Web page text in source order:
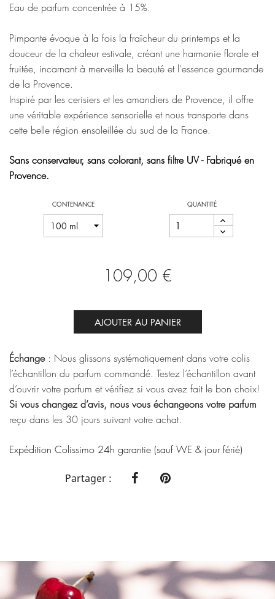
Eau de parfum concentrée à 15%.
Pimpante évoque à la fois la fraîcheur du printemps et la
douceur de la chaleur estivale, créant une harmonie florale et
fruitée, incarnant à merveille la beauté et l'essence gourmande
de la Provence.
Inspiré par les cerisiers et les amandiers de Provence, il offre
une véritable expérience sensorielle et nous transporte dans
cette belle région ensoleillée du sud de la France.
Sans conservateur, sans colorant, sans filtre UV - Fabriqué en
Provence.
CONTENANCE QUANTITÉ
109,00 €
AJOUTER AU PANIER
Échange: Nous glissons systématiquement dans votre colis
l’échantillon du parfum commandé. Testez l’échantillon avant
d’ouvrir votre parfum et vérifiez si vous avez fait le bon choix!
Si vous changez d’avis, nous vous échangeons votre parfum
reçu dans les 30 jours suivant votre achat.
Expédition Colissimo 24h garantie (sauf WE & jour férié)
Partager :